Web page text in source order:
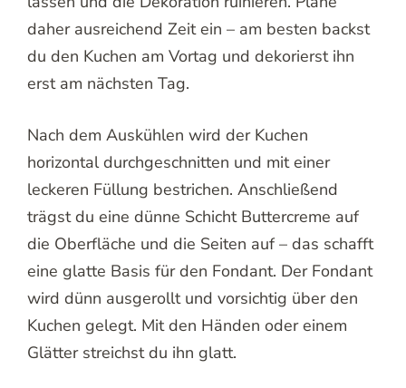
daher ausreichend Zeit ein – am besten backst
du den Kuchen am Vortag und dekorierst ihn
erst am nächsten Tag.
Nach dem Auskühlen wird der Kuchen
horizontal durchgeschnitten und mit einer
leckeren Füllung bestrichen. Anschließend
trägst du eine dünne Schicht Buttercreme auf
die Oberfläche und die Seiten auf – das schafft
eine glatte Basis für den Fondant. Der Fondant
wird dünn ausgerollt und vorsichtig über den
Kuchen gelegt. Mit den Händen oder einem
Glätter streichst du ihn glatt.